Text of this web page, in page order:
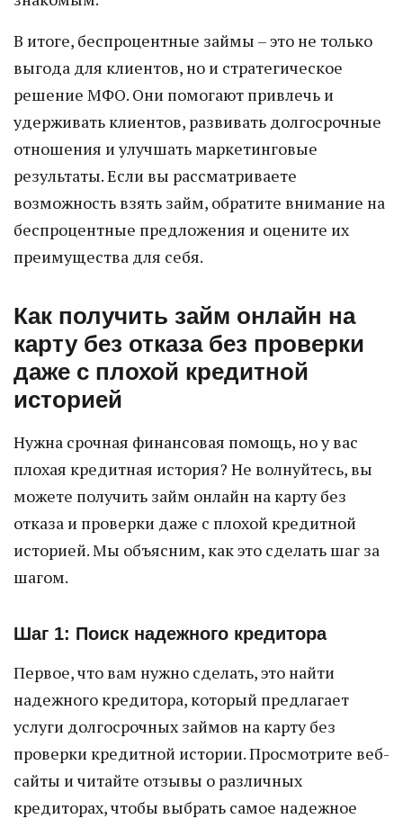
В итоге, беспроцентные займы – это не только
выгода для клиентов, но и стратегическое
решение МФО. Они помогают привлечь и
удерживать клиентов, развивать долгосрочные
отношения и улучшать маркетинговые
результаты. Если вы рассматриваете
возможность взять займ, обратите внимание на
беспроцентные предложения и оцените их
преимущества для себя.
Как получить займ онлайн на
карту без отказа без проверки
даже с плохой кредитной
историей
Нужна срочная финансовая помощь, но у вас
плохая кредитная история? Не волнуйтесь, вы
можете получить займ онлайн на карту без
отказа и проверки даже с плохой кредитной
историей. Мы объясним, как это сделать шаг за
шагом.
Шаг 1: Поиск надежного кредитора
Первое, что вам нужно сделать, это найти
надежного кредитора, который предлагает
услуги долгосрочных займов на карту без
проверки кредитной истории. Просмотрите веб-
сайты и читайте отзывы о различных
кредиторах, чтобы выбрать самое надежное